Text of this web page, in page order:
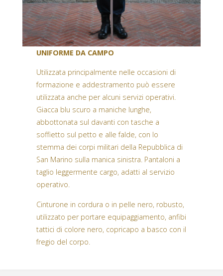
UNIFORME DA CAMPO
Utilizzata principalmente nelle occasioni di
formazione e addestramento può essere
utilizzata anche per alcuni servizi operativi.
Giacca blu scuro a maniche lunghe,
abbottonata sul davanti con tasche a
soffietto sul petto e alle falde, con lo
stemma dei corpi militari della Repubblica di
San Marino sulla manica sinistra. Pantaloni a
taglio leggermente cargo, adatti al servizio
operativo.
Cinturone in cordura o in pelle nero, robusto,
utilizzato per portare equipaggiamento, anfibi
tattici di colore nero, copricapo a basco con il
fregio del corpo.